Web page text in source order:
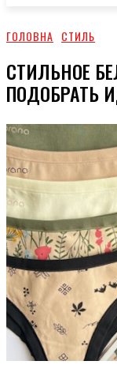
ГОЛОВНА СТИЛЬ
СТИЛЬНОЕ
ПОДОБРАТЬ